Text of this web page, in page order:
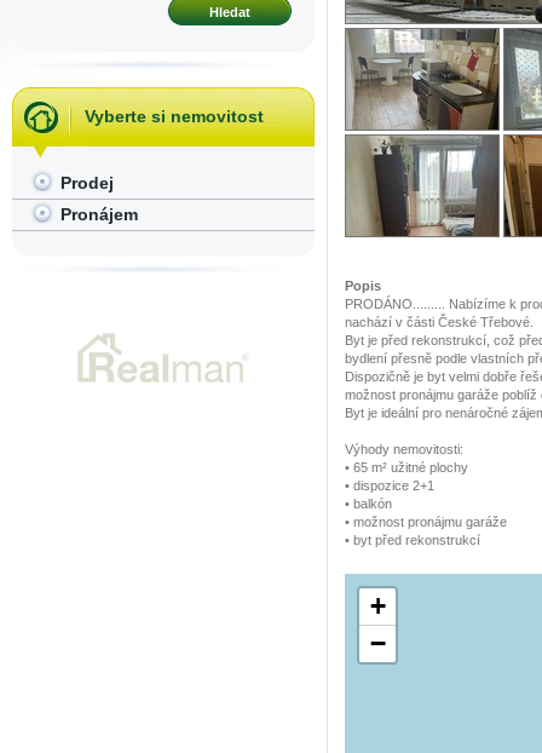
Vyberte si nemovitost
Prodej
Pronájem
Popis
PRODÁNO......... Nabízíme k
nachází v části České Třebové.
Byt je před rekonstrukcí, což
bydlení přesně podle vlastních
Dispozičně je byt velmi dobře
možnost pronájmu garáže poblíž
Byt je ideální pro nenáročné
Výhody nemovitosti:
• 65 m² užitné plochy
• dispozice 2+1
• balkón
• možnost pronájmu garáže
• byt před rekonstrukcí
+
−